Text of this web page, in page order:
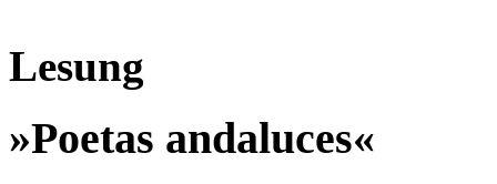
Lesung
»Poetas andaluces«